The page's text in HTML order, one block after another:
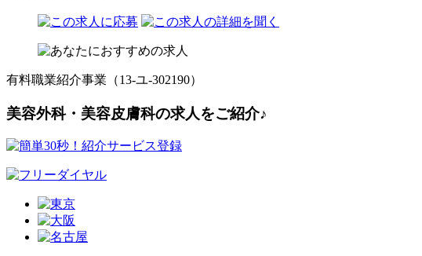
有料職業紹介事業（13-ユ-302190）
美容外科・美容皮膚科の求人をご紹介♪